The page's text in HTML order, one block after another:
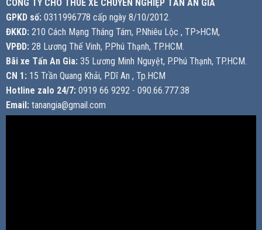
CÔNG TY CHO THUÊ XE CHUYÊN NGHIỆP TẤN AN GIA
GPKD số: 0311996778 cấp ngày 8/10/2012.
ĐKKD: 210 Cách Mạng Tháng Tám, P.Nhiêu Lộc , TP>HCM,
VPĐD: 28 Lương Thế Vinh, P.Phú Thạnh, TP.HCM.
Bãi xe Tấn An Gia: 35 Lương Minh Nguyệt, P.Phú Thạnh, TP.HCM.
CN 1: 15 Trần Quang Khải, P.Dĩ An , Tp.HCM
Hotline zalo 24/7: 0919 66 9292 - 090.66.777.38
Email: tanangia@gmail.com